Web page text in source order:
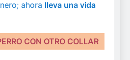
ahora lleva una vida
CON OTRO COLLAR